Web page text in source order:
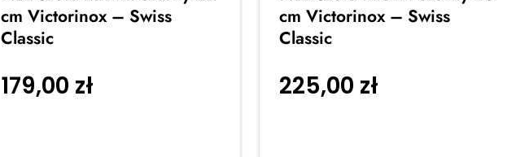
cm Victorinox – Swiss
Classic
179,00 zł
cm Victorinox – Swiss
Classic
225,00 zł